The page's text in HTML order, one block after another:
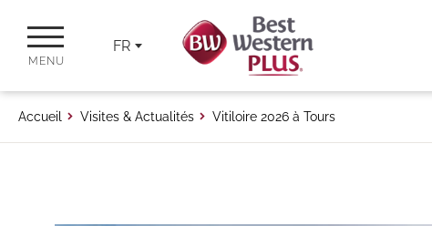
MENU
FR
Accueil Visites & Actualités Vitiloire 2026 à Tours